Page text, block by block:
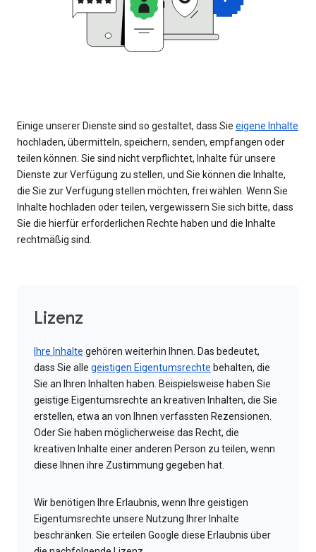
Einige unserer Dienste sind so gestaltet, dass Sie eigene Inhalte
hochladen, übermitteln, speichern, senden, empfangen oder
teilen können. Sie sind nicht verpflichtet, Inhalte für unsere
Dienste zur Verfügung zu stellen, und Sie können die Inhalte,
die Sie zur Verfügung stellen möchten, frei wählen. Wenn Sie
Inhalte hochladen oder teilen, vergewissern Sie sich bitte, dass
Sie die hierfür erforderlichen Rechte haben und die Inhalte
rechtmäßig sind.
Lizenz
Ihre Inhalte gehören weiterhin Ihnen. Das bedeutet,
dass Sie alle geistigen Eigentumsrechte behalten, die
Sie an Ihren Inhalten haben. Beispielsweise haben Sie
geistige Eigentumsrechte an kreativen Inhalten, die Sie
erstellen, etwa an von Ihnen verfassten Rezensionen.
Oder Sie haben möglicherweise das Recht, die
kreativen Inhalte einer anderen Person zu teilen, wenn
diese Ihnen ihre Zustimmung gegeben hat.
Wir benötigen Ihre Erlaubnis, wenn Ihre geistigen
Eigentumsrechte unsere Nutzung Ihrer Inhalte
beschränken. Sie erteilen Google diese Erlaubnis über